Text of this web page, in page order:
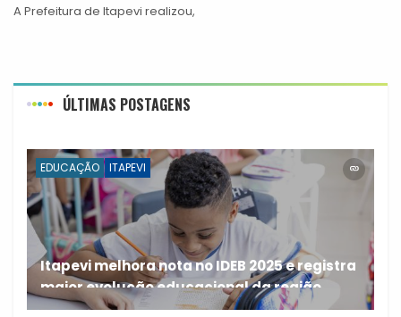
A Prefeitura de Itapevi realizou,
ÚLTIMAS POSTAGENS
EDUCAÇÃO ITAPEVI
Itapevi melhora nota no IDEB 2025 e registra
maior evolução educacional da região
A rede municipal de ensino